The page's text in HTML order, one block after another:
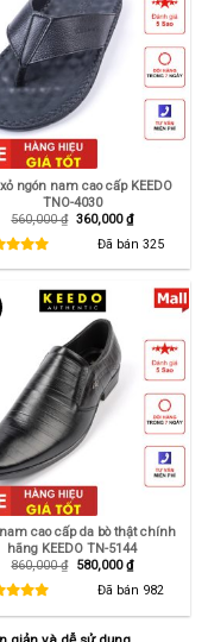
ngón nam cao cấp KEEDO
TNO-4030
560,000₫ Giá
560,000 ₫.
360,000₫Giá
hiện
tại
là:
360,000 ₫.
Đã bán 325
cao cấp da bò thật chính
hãng KEEDO TN-5144
860,000₫ Giá
580,000₫Giá
hiện
tại
Đã bán 982